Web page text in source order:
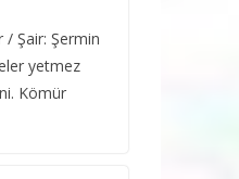
/ Şair: Şermin
yetmez
Kömür